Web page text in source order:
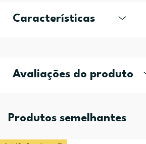
Características
Avaliações do produto
Produtos semelhantes